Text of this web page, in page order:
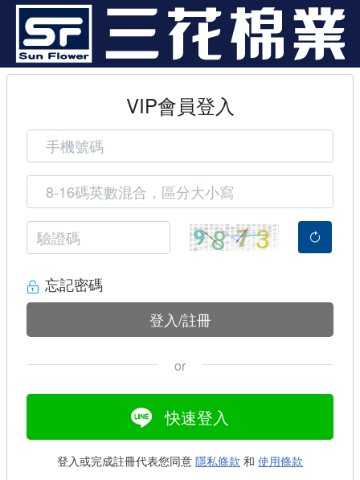
VIP會員登入
忘記密碼
登入/註冊
or
快速登入
登入或完成註冊代表您同意 隱私條款 和 使用條款